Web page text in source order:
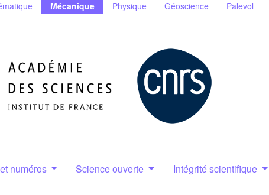
Mécanique Physique Géoscience Palevol
numéros Science ouverte Intégrité scientifique